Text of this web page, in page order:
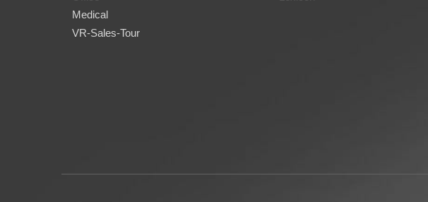
Medical
VR-Sales-Tour